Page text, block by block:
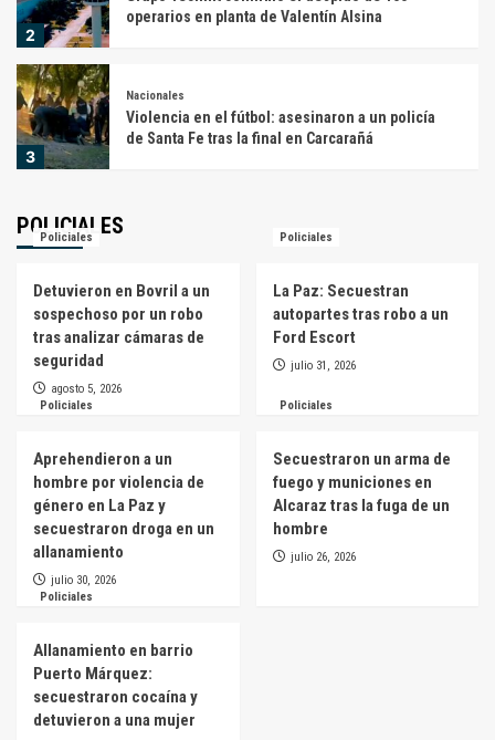
2
operarios en planta de Valentín Alsina
3
Nacionales
Violencia en el fútbol: asesinaron a un policía
de Santa Fe tras la final en Carcarañá
Vuelve la «bomba polar»: frío extremo y posible
Nacionales
hasta $400.000 millones para Entre Ríos, Santa
El falso Kevin Costner: una jubilada de
Madariaga sufrió «la estafa del amor» y perdió
más de 3,6 millones de pesos
Nacionales
Violencia en el fútbol: asesinaron a un policía
POLICIALES
Policiales
Detuvieron en Bovril a un
sospechoso por un robo
tras analizar cámaras de
seguridad
agosto 5, 2026
Policiales
La Paz: Secuestran
autopartes tras robo a un
Ford Escort
julio 31, 2026
Policiales
Aprehendieron a un
hombre por violencia de
género en La Paz y
secuestraron droga en un
allanamiento
julio 30, 2026
Policiales
Secuestraron un arma de
fuego y municiones en
Alcaraz tras la fuga de un
hombre
julio 26, 2026
Policiales
Allanamiento en barrio
Puerto Márquez:
secuestraron cocaína y
detuvieron a una mujer